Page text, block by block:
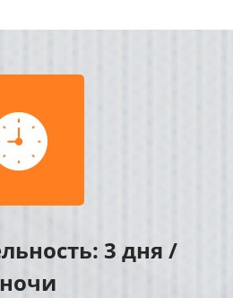
3 дня /